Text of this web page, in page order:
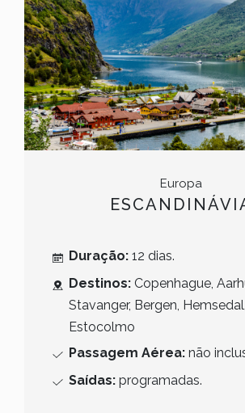
Europa
Duração:12 dias.
Destinos: Copenhague,
Stavanger, Bergen,
Estocolmo
Passagem Aérea:não
Saídas: programadas.